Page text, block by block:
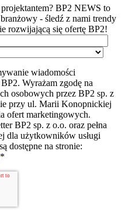
BP2 NEWS to
- śledź z nami trendy
rozwijającą się ofertę BP2!
wiadomości
Wyrażam zgodę na
osobowych przez BP2 sp. z
przy ul. Marii Konopnickiej
ofert marketingowych.
BP2 sp. z o.o. oraz pełna
dla użytkowników usługi
dostępne na stronie:
*